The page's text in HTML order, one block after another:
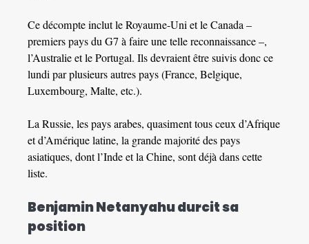
Ce décompte inclut le Royaume-Uni et le Canada –
premiers pays du G7 à faire une telle reconnaissance –,
l’Australie et le Portugal. Ils devraient être suivis donc ce
lundi par plusieurs autres pays (France, Belgique,
Luxembourg, Malte, etc.).
La Russie, les pays arabes, quasiment tous ceux d’Afrique
et d’Amérique latine, la grande majorité des pays
asiatiques, dont l’Inde et la Chine, sont déjà dans cette
liste.
Benjamin Netanyahu durcit sa
position